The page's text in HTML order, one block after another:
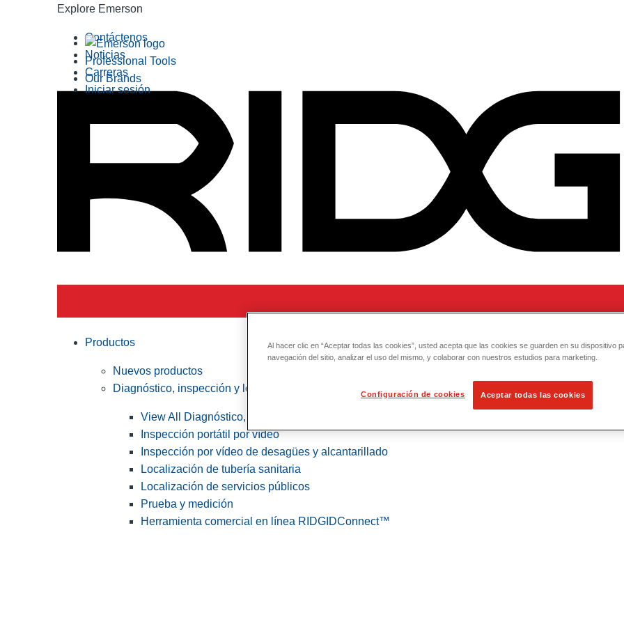
Explore Emerson
Professional Tools
Our Brands
Contáctenos
Noticias
Carreras
Iniciar sesión
Productos
Nuevos productos
Diagnóstico, inspección y localización
View All Diagnóstico, inspección y localización
Inspección portátil por vídeo
Inspección por vídeo de desagües y alcantarillado
Localización de tubería sanitaria
Localización de servicios públicos
Prueba y medición
Herramienta comercial en línea RIDGIDConnect™
Al hacer clic en “Aceptar todas las cookies”, usted acepta que las cookies se guarden en su dispositivo
navegación del sitio, analizar el uso del mismo, y colaborar con nuestros estudios para marketing.
Configuración de cookies Aceptar todas las cookies